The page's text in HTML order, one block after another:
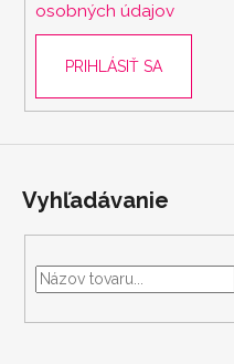
osobných údajov
PRIHLÁSIŤ SA
Vyhľadávanie